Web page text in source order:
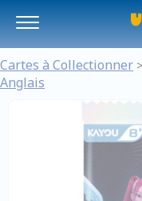
Cartes à Collectionner >
Anglais